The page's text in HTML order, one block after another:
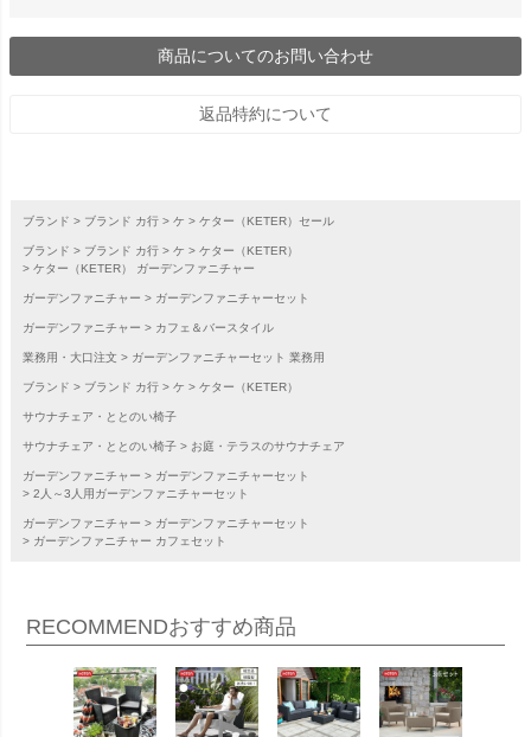
商品についてのお問い合わせ
返品特約について
ブランド ブランド カ行 ケ ケター（KETER）セール
ブランド ブランド カ行 ケ
ケター（KETER）
ケター（KETER） ガーデンファニチャー
ガーデンファニチャー ガーデンファニチャーセット
ガーデンファニチャー カフェ＆バースタイル
業務用・大口注文 ガーデンファニチャーセット 業務用
ブランド ブランド カ行 ケ ケター（KETER）
サウナチェア・ととのい椅子
サウナチェア・ととのい椅子 お庭・テラスのサウナチェア
ガーデンファニチャー
ガーデンファニチャーセット
2人～3人用ガーデンファニチャーセット
ガーデンファニチャー
ガーデンファニチャーセット
ガーデンファニチャー カフェセット
RECOMMENDおすすめ商品